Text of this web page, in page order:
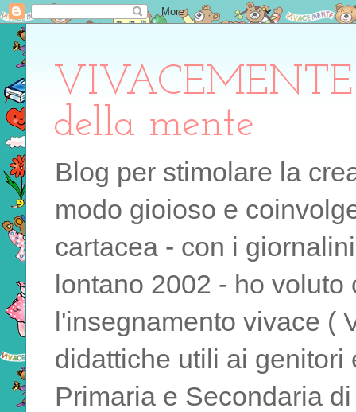
della mente
Blog per stimolare la
modo gioioso e
cartacea - con i
lontano 2002 - ho
l'insegnamento vivace (
didattiche utili ai
Primaria e Secondaria